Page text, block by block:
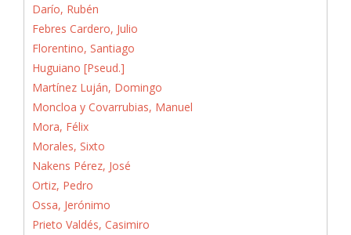
Darío, Rubén
Febres Cardero, Julio
Florentino, Santiago
Huguiano [Pseud.]
Martínez Luján, Domingo
Moncloa y Covarrubias, Manuel
Mora, Félix
Morales, Sixto
Nakens Pérez, José
Ortiz, Pedro
Ossa, Jerónimo
Prieto Valdés, Casimiro